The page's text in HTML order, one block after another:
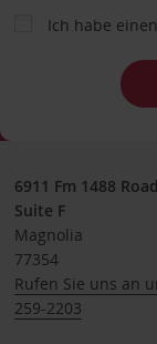
Ich habe
6911 Fm 1488 Road
Suite F
Magnolia
77354
Rufen Sie uns an
259-2203